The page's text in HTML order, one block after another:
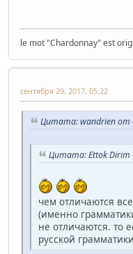
le mot "Chardonnay" est
сентября 29, 2017, 05:22
Цитата: wandrien от
Цитата: Ettok Dirim
чем отличаются
(именно
не отличаются. то
русской